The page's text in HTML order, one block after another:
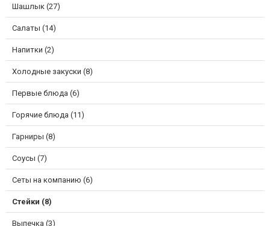
Шашлык (27)
Салаты (14)
Напитки (2)
Холодные закуски (8)
Первые блюда (6)
Горячие блюда (11)
Гарниры (8)
Соусы (7)
Сеты на компанию (6)
Стейки (8)
Выпечка (3)